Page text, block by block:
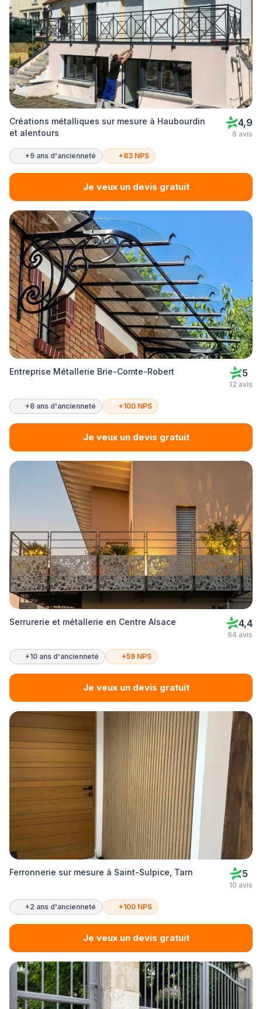
Créations métalliques sur mesure à Haubourdin
et alentours
4,9
6 avis
+9 ans d'ancienneté +83 NPS
Je veux un devis gratuit
Entreprise Métallerie Brie-Comte-Robert 5
12 avis
+8 ans d'ancienneté +100 NPS
Je veux un devis gratuit
Serrurerie et métallerie en Centre Alsace 4,4
64 avis
+10 ans d'ancienneté +59 NPS
Je veux un devis gratuit
Ferronnerie sur mesure à Saint-Sulpice, Tarn 5
10 avis
+2 ans d'ancienneté +100 NPS
Je veux un devis gratuit